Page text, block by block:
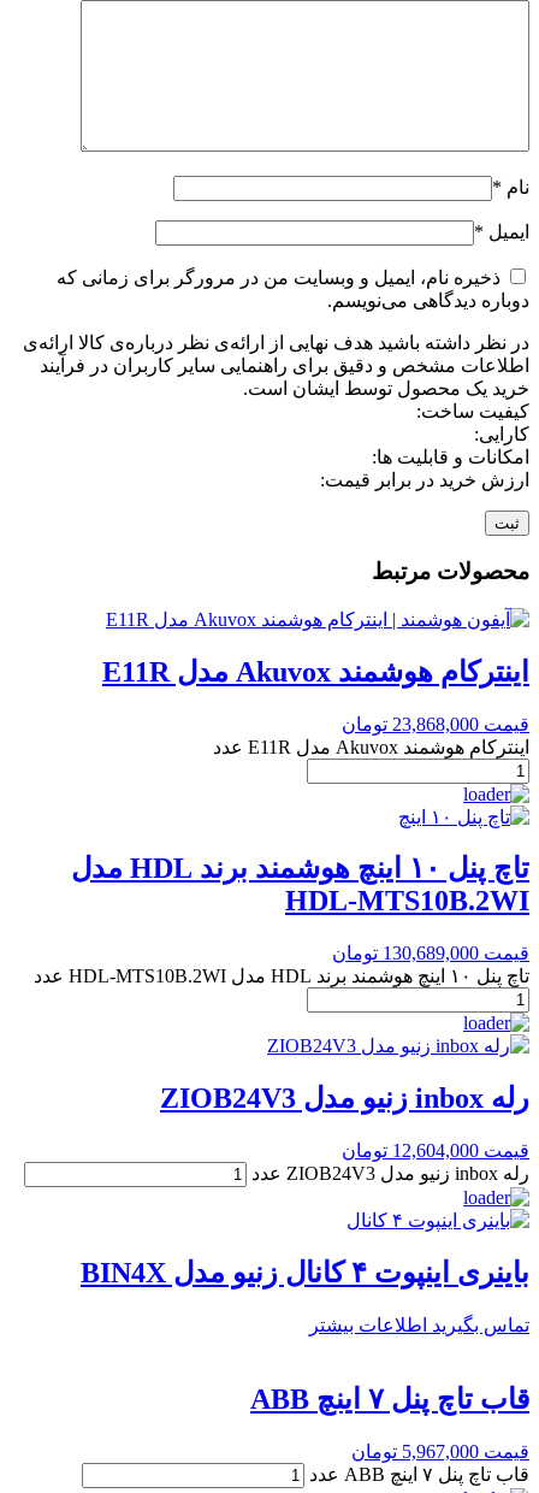
نام *
ایمیل *
ذخیره نام، ایمیل و وبسایت من در مرورگر برای زمانی که
دوباره دیدگاهی می‌نویسم.
در نظر داشته باشید هدف نهایی از ارائه‌ی نظر درباره‌ی کالا ارائه‌ی
اطلاعات مشخص و دقیق برای راهنمایی سایر کاربران در فرآیند
خرید یک محصول توسط ایشان است.
کیفیت ساخت:
کارایی:
امکانات و قابلیت ها:
ارزش خرید در برابر قیمت:
محصولات مرتبط
اینترکام هوشمند Akuvox مدل E11R
قیمت 23,868,000 تومان
اینترکام هوشمند Akuvox مدل E11R عدد
تاچ پنل ۱۰ اینچ هوشمند برند HDL مدل
HDL-MTS10B.2WI
قیمت 130,689,000 تومان
تاچ پنل ۱۰ اینچ هوشمند برند HDL مدل HDL-MTS10B.2WI عدد
رله inbox زنیو مدل ZIOB24V3
قیمت 12,604,000 تومان
رله inbox زنیو مدل ZIOB24V3 عدد
باینری اینپوت ۴ کانال زنیو مدل BIN4X
تماس بگیرید اطلاعات بیشتر
قاب تاچ پنل ۷ اینچ ABB
قیمت 5,967,000 تومان
قاب تاچ پنل ۷ اینچ ABB عدد